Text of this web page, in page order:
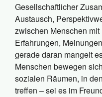
Gesellschaftlicher
Austausch,
zwischen Menschen
Erfahrungen,
gerade daran mangelt
Menschen bewegen
sozialen Räumen, in
treffen – sei es im